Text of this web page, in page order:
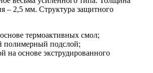
– 2,5 мм. Структура защитного
термоактивных смол;
полимерный подслой;
на основе экструдированного